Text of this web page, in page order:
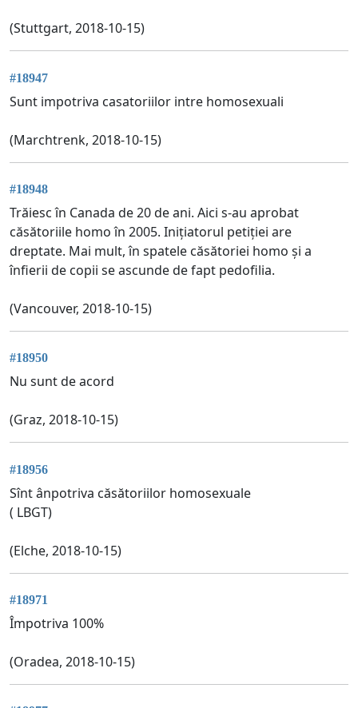
(Stuttgart, 2018-10-15)
#18947
Sunt impotriva casatoriilor intre homosexuali
(Marchtrenk, 2018-10-15)
#18948
Trăiesc în Canada de 20 de ani. Aici s-au aprobat
căsătoriile homo în 2005. Inițiatorul petiției are
dreptate. Mai mult, în spatele căsătoriei homo și a
înfierii de copii se ascunde de fapt pedofilia.
(Vancouver, 2018-10-15)
#18950
Nu sunt de acord
(Graz, 2018-10-15)
#18956
Sînt ânpotriva căsătoriilor homosexuale
( LBGT)
(Elche, 2018-10-15)
#18971
Împotriva 100%
(Oradea, 2018-10-15)